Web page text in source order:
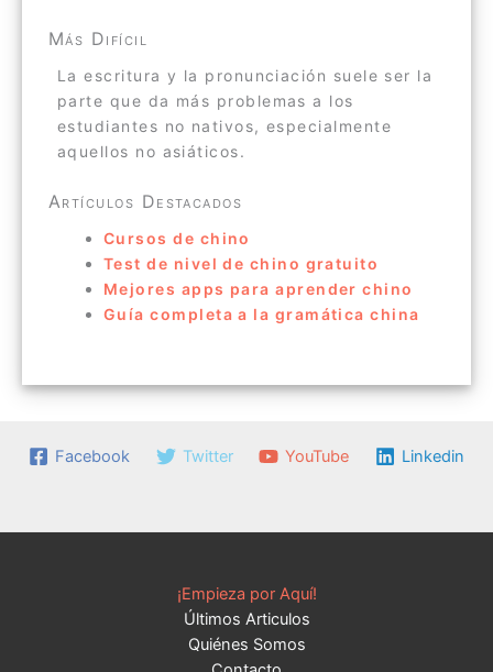
Más Difícil
La escritura y la pronunciación suele ser la
parte que da más problemas a los
estudiantes no nativos, especialmente
aquellos no asiáticos.
Artículos Destacados
Cursos de chino
Test de nivel de chino gratuito
Mejores apps para aprender chino
Guía completa a la gramática china
Facebook Twitter YouTube Linkedin
¡Empieza por Aquí!
Últimos Articulos
Quiénes Somos